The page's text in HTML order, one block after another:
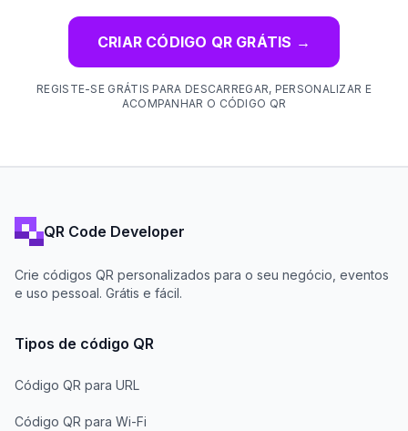
CRIAR CÓDIGO QR GRÁTIS →
REGISTE-SE GRÁTIS PARA DESCARREGAR, PERSONALIZAR E
ACOMPANHAR O CÓDIGO QR
QR Code Developer
Crie códigos QR personalizados para o seu negócio, eventos
e uso pessoal. Grátis e fácil.
Tipos de código QR
Código QR para URL
Código QR para Wi-Fi